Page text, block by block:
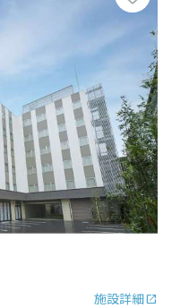
施設詳細